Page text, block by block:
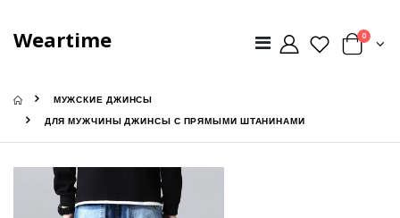
Weartime 0
МУЖСКИЕ ДЖИНСЫ
ДЛЯ МУЖЧИНЫ ДЖИНСЫ С ПРЯМЫМИ ШТАНИНАМИ